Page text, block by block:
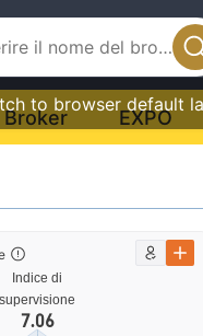
to browser default
Broker EXPO
Indice di
supervisione
7.06